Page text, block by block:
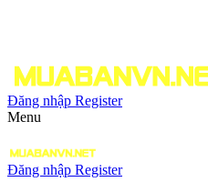
Đăng nhập Register
Menu
Đăng nhập Register